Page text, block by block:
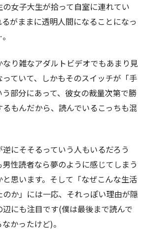
女子大生が拾って自室に連れてい
がままに透明人間になることになっ
り雑なアダルトビデオでもあまり見
ていて、しかもそのスイッチが「手
部分にあって、彼女の裁量次第で勝
もんだから、読んでいるこっちも混
にそそるっていう人もいるだろう
性読者なら夢のように感じてしまう
思います。そして「なぜこんな生活
か」には一応、それっぽい理由が隠
にも注目です(僕は最後まで読んで
かったけど)。